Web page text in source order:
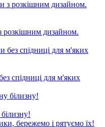
розкішним дизайном.
спідниці для м'яких